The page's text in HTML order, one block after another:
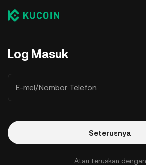
Log Masuk
E-mel/Nombor Telefon
Seterusnya
Atau teruskan dengan